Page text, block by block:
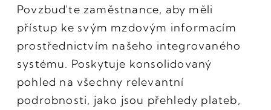
Povzbuďte zaměstnance, aby měli
přístup ke svým mzdovým informacím
prostřednictvím našeho integrovaného
systému. Poskytuje konsolidovaný
pohled na všechny relevantní
podrobnosti, jako jsou přehledy plateb,